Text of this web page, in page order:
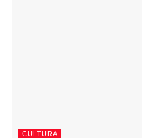
CULTURA